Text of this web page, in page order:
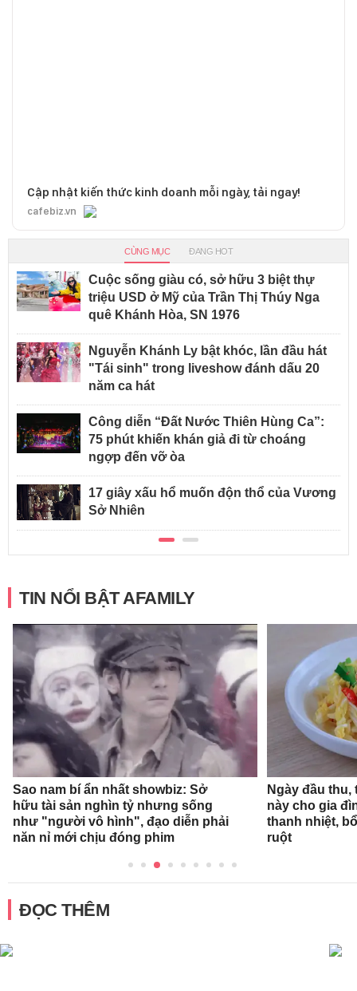
Cập nhật kiến thức kinh doanh mỗi ngày, tải ngay!
cafebiz.vn
CÙNG MỤC ĐANG HOT
Cuộc sống giàu có, sở hữu 3 biệt thự
triệu USD ở Mỹ của Trần Thị Thúy Nga
quê Khánh Hòa, SN 1976
Nguyễn Khánh Ly bật khóc, lần đầu hát
"Tái sinh" trong liveshow đánh dấu 20
năm ca hát
Công diễn “Đất Nước Thiên Hùng Ca”:
75 phút khiến khán giả đi từ choáng
ngợp đến vỡ òa
17 giây xấu hổ muốn độn thổ của Vương
Sở Nhiên
TIN NỔI BẬT AFAMILY
Sao nam bí ẩn nhất showbiz: Sở
hữu tài sản nghìn tỷ nhưng sống
như "người vô hình", đạo diễn phải
năn nỉ mới chịu đóng phim
Ngày đầu
này cho gia
thanh nhiệt,
ruột
ĐỌC THÊM